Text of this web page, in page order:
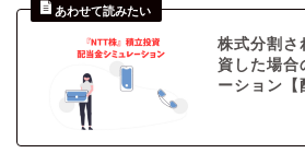
株式分割さ
資した場合
ーション【